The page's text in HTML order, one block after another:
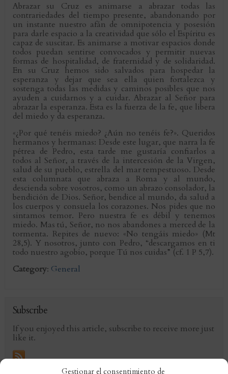
Gestionar el consentimiento de
Abrazar su Cruz es animarse a abrazar todas las
contrariedades del tiempo presente, abandonando por
un instante nuestro afán de omnipotencia y posesión
para darle espacio a la creatividad que sólo el Espíritu es
capaz de suscitar. Es animarse a motivar espacios donde
todos puedan sentirse convocados y permitir nuevas
formas de hospitalidad, de fraternidad y de solidaridad.
En su Cruz hemos sido salvados para hospedar la
esperanza y dejar que sea ella quien fortalezca y
sostenga todas las medidas y caminos posibles que nos
ayuden a cuidarnos y a cuidar. Abrazar al Señor para
abrazar la esperanza. Esta es la fuerza de la fe, que libera
del miedo y da esperanza.
«¿Por qué tenéis miedo? ¿Aún no tenéis fe?». Queridos
hermanos y hermanas: Desde este lugar, que narra la fe
pétrea de Pedro, esta tarde me gustaría confiarlos a
todos al Señor, a través de la intercesión de la Virgen,
salud de su pueblo, estrella del mar tempestuoso. Desde
esta columnata que abraza a Roma y al mundo,
descienda sobre vosotros, como un abrazo consolador, la
bendición de Dios. Señor, bendice al mundo, da salud a
los cuerpos y consuela los corazones. Nos pides que no
sintamos temor. Pero nuestra fe es débil y tenemos
miedo. Mas tú, Señor, no nos abandones a merced de la
tormenta. Repites de nuevo: «No tengáis miedo» (Mt
28,5). Y nosotros, junto con Pedro, “descargamos en ti
todo nuestro agobio, porque Tú nos cuidas” (cf. 1 P 5,7).
Category: General
Subscribe
If you enjoyed this article, subscribe to receive more just
like it.